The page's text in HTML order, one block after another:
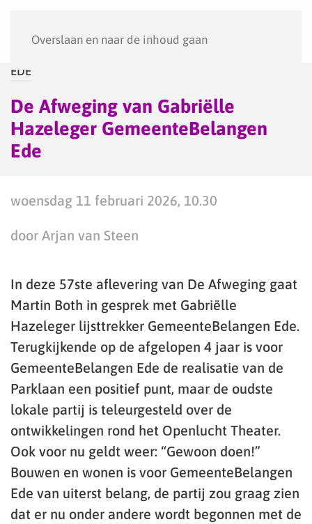
Overslaan en naar de inhoud gaan
EDE
De Afweging van Gabriëlle
Hazeleger GemeenteBelangen
Ede
woensdag 11 februari 2026, 10.30
door Arjan van Steen
In deze 57ste aflevering van De Afweging gaat
Martin Both in gesprek met Gabriëlle
Hazeleger lijsttrekker GemeenteBelangen Ede.
Terugkijkende op de afgelopen 4 jaar is voor
GemeenteBelangen Ede de realisatie van de
Parklaan een positief punt, maar de oudste
lokale partij is teleurgesteld over de
ontwikkelingen rond het Openlucht Theater.
Ook voor nu geldt weer: “Gewoon doen!”
Bouwen en wonen is voor GemeenteBelangen
Ede van uiterst belang, de partij zou graag zien
dat er nu onder andere wordt begonnen met de